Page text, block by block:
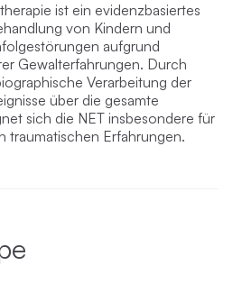
ist ein evidenzbasiertes
von Kindern und
aufgrund
Gewalterfahrungen. Durch
Verarbeitung der
über die gesamte
sich die NET insbesondere für
traumatischen Erfahrungen.